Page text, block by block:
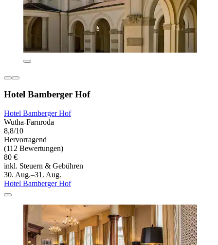
Hotel Bamberger Hof
Hotel Bamberger Hof
Wutha-Farnroda
8,8/10
Hervorragend
(112 Bewertungen)
80 €
inkl. Steuern & Gebühren
30. Aug.–31. Aug.
Hotel Bamberger Hof